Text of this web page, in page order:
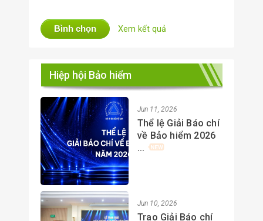
Bình chọn Xem kết quả
Hiệp hội Bảo hiểm
Jun 11, 2026
Thể lệ Giải Báo chí
về Bảo hiểm 2026
...
Jun 10, 2026
Trao Giải Báo chí